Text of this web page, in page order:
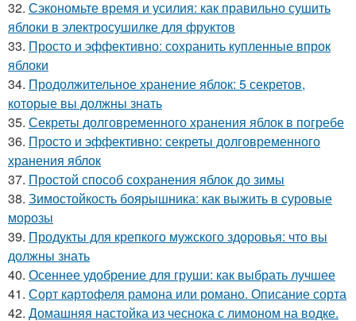
32. Сэкономьте время и усилия: как правильно сушить
яблоки в электросушилке для фруктов
33. Просто и эффективно: сохранить купленные впрок
яблоки
34. Продолжительное хранение яблок: 5 секретов,
которые вы должны знать
35. Секреты долговременного хранения яблок в погребе
36. Просто и эффективно: секреты долговременного
хранения яблок
37. Простой способ сохранения яблок до зимы
38. Зимостойкость боярышника: как выжить в суровые
морозы
39. Продукты для крепкого мужского здоровья: что вы
должны знать
40. Осеннее удобрение для груши: как выбрать лучшее
41. Сорт картофеля рамона или романо. Описание сорта
42. Домашняя настойка из чеснока с лимоном на водке.